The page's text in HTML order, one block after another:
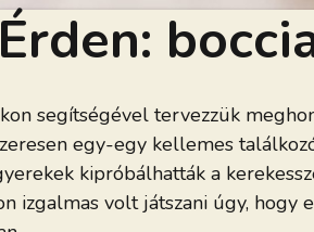
segítségével tervezzük
egy-egy kellemes
kipróbálhatták a
volt játszani úgy, hogy